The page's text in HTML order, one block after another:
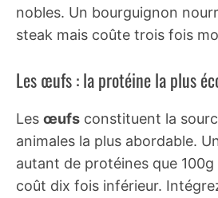
nobles. Un bourguignon
steak mais coûte trois fois
Les œufs : la protéine la plus
Les œufs constituent la
animales la plus abordable.
autant de protéines que
coût dix fois inférieur.